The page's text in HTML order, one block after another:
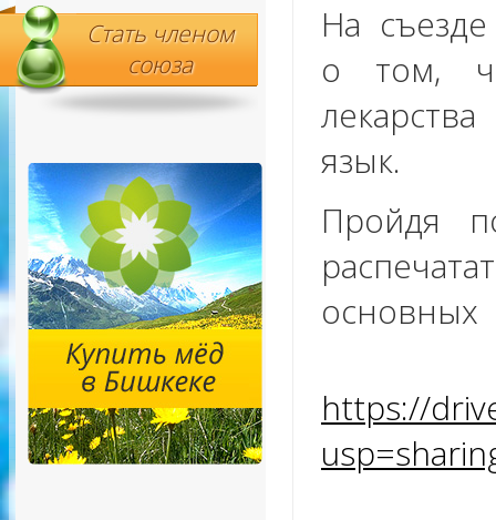
Стать членом
союза
На
о том,
язык.
Пройдя
основных
https://